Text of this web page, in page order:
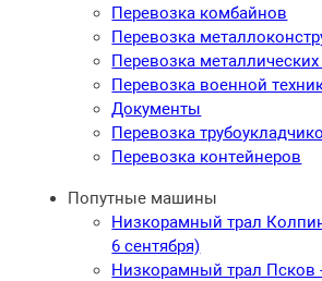
Перевозка комбайнов
Перевозка
Перевозка
Перевозка военной
Документы
Перевозка
Перевозка контейнеров
Попутные машины
Низкорамный трал
6 сентября)
Низкорамный трал Псков